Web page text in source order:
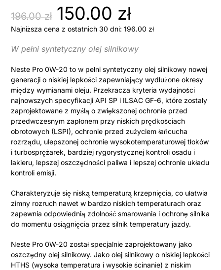
196.00zł 150.00 zł
Najniższa cena z ostatnich 30 dni:196.00 zł
W pełni syntetyczny olej silnikowy
Neste Pro 0W-20 to w pełni syntetyczny olej silnikowy nowej
generacji o niskiej lepkości zapewniający wydłużone okresy
między wymianami oleju. Przekracza kryteria wydajności
najnowszych specyfikacji API SP i ILSAC GF-6, które zostały
zaprojektowane z myślą o zwiększonej ochronie przed
przedwczesnym zapłonem przy niskich prędkościach
obrotowych (LSPI), ochronie przed zużyciem łańcucha
rozrządu, ulepszonej ochronie wysokotemperaturowej tłoków
i turbosprężarek, bardziej rygorystycznej kontroli osadu i
lakieru, lepszej oszczędności paliwa i lepszej ochronie układu
kontroli emisji.
Charakteryzuje się niską temperaturą krzepnięcia, co ułatwia
zimny rozruch nawet w bardzo niskich temperaturach oraz
zapewnia odpowiednią zdolność smarowania i ochronę silnika
do momentu osiągnięcia przez silnik temperatury jazdy.
Neste Pro 0W-20 został specjalnie zaprojektowany jako
oszczędny olej silnikowy. Jako olej silnikowy o niskiej lepkości
HTHS (wysoka temperatura i wysokie ścinanie) z niskim